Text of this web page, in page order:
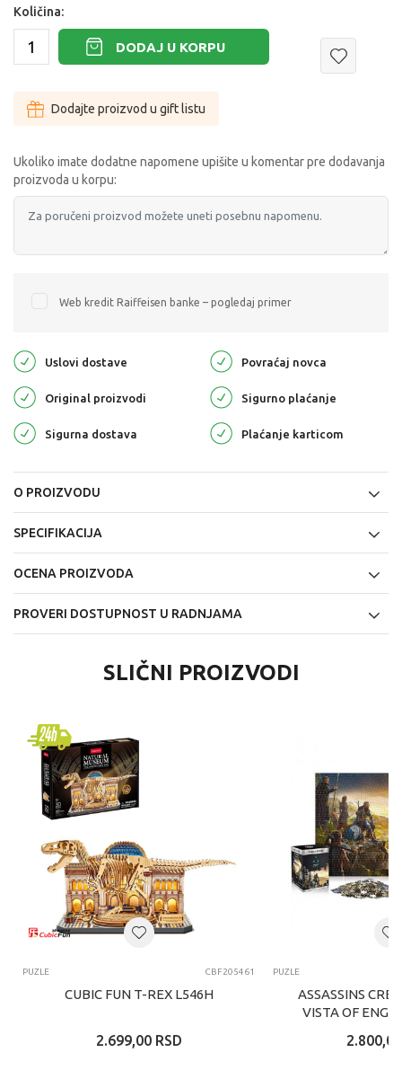
Količina:
DODAJ U KORPU
Dodajte proizvod u gift listu
Ukoliko imate dodatne napomene upišite u komentar pre dodavanja
proizvoda u korpu:
Web kredit Raiffeisen banke – pogledaj primer
Uslovi dostave Povraćaj novca
Original proizvodi Sigurno plaćanje
Sigurna dostava Plaćanje karticom
O PROIZVODU
SPECIFIKACIJA
OCENA PROIZVODA
PROVERI DOSTUPNOST U RADNJAMA
SLIČNI PROIZVODI
PUZLE CBF205461
CUBIC FUN T-REX L546H
2.699,00 RSD
PUZLE
ASSASSINS
VISTA OF
2.800,00